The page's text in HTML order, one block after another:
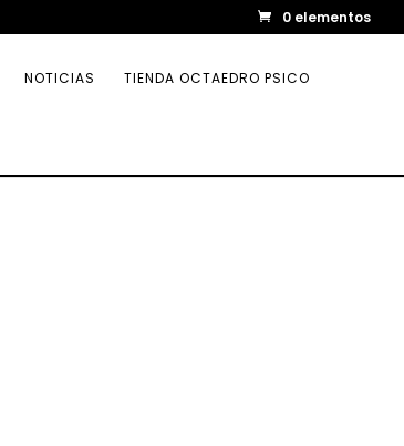
0 elementos
NOTICIAS TIENDA OCTAEDRO PSICO